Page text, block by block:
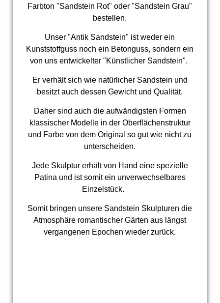
Farbton "Sandstein Rot" oder "Sandstein Grau"
bestellen.
Unser "Antik Sandstein" ist weder ein
Kunststoffguss noch ein Betonguss, sondern ein
von uns entwickelter "Künstlicher Sandstein".
Er verhält sich wie natürlicher Sandstein und
besitzt auch dessen Gewicht und Qualität.
Daher sind auch die aufwändigsten Formen
klassischer Modelle in der Oberflächenstruktur
und Farbe von dem Original so gut wie nicht zu
unterscheiden.
Jede Skulptur erhält von Hand eine spezielle
Patina und ist somit ein unverwechselbares
Einzelstück.
Somit bringen unsere Sandstein Skulpturen die
Atmosphäre romantischer Gärten aus längst
vergangenen Epochen wieder zurück.